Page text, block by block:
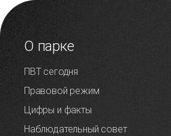
О парке
ПВТ сегодня
Правовой режим
Цифры и факты
Наблюдательный совет